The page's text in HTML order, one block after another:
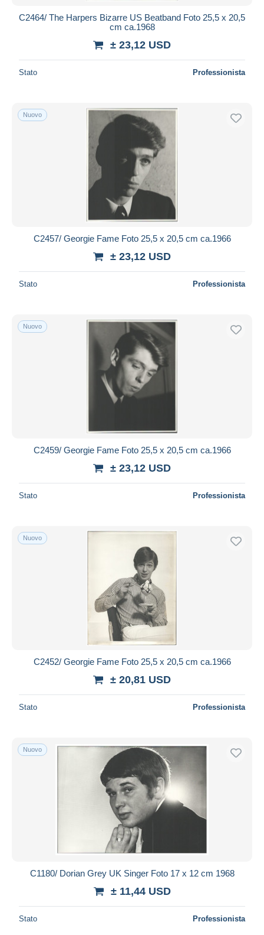
C2464/ The Harpers Bizarre US Beatband Foto 25,5 x 20,5
cm ca.1968
± 23,12 USD
Stato Professionista
Nuovo
C2457/ Georgie Fame Foto 25,5 x 20,5 cm ca.1966
± 23,12 USD
Stato Professionista
Nuovo
C2459/ Georgie Fame Foto 25,5 x 20,5 cm ca.1966
± 23,12 USD
Stato Professionista
Nuovo
C2452/ Georgie Fame Foto 25,5 x 20,5 cm ca.1966
± 20,81 USD
Stato Professionista
Nuovo
C1180/ Dorian Grey UK Singer Foto 17 x 12 cm 1968
± 11,44 USD
Stato Professionista